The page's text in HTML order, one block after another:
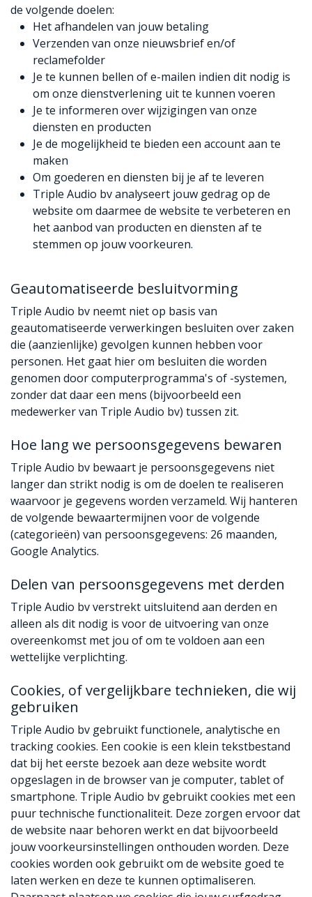
de volgende doelen:
Het afhandelen van jouw betaling
Verzenden van onze nieuwsbrief en/of
reclamefolder
Je te kunnen bellen of e-mailen indien dit nodig is
om onze dienstverlening uit te kunnen voeren
Je te informeren over wijzigingen van onze
diensten en producten
Je de mogelijkheid te bieden een account aan te
maken
Om goederen en diensten bij je af te leveren
Triple Audio bv analyseert jouw gedrag op de
website om daarmee de website te verbeteren en
het aanbod van producten en diensten af te
stemmen op jouw voorkeuren.
Geautomatiseerde besluitvorming
Triple Audio bv neemt niet op basis van
geautomatiseerde verwerkingen besluiten over zaken
die (aanzienlijke) gevolgen kunnen hebben voor
personen. Het gaat hier om besluiten die worden
genomen door computerprogramma's of -systemen,
zonder dat daar een mens (bijvoorbeeld een
medewerker van Triple Audio bv) tussen zit.
Hoe lang we persoonsgegevens bewaren
Triple Audio bv bewaart je persoonsgegevens niet
langer dan strikt nodig is om de doelen te realiseren
waarvoor je gegevens worden verzameld. Wij hanteren
de volgende bewaartermijnen voor de volgende
(categorieën) van persoonsgegevens: 26 maanden,
Google Analytics.
Delen van persoonsgegevens met derden
Triple Audio bv verstrekt uitsluitend aan derden en
alleen als dit nodig is voor de uitvoering van onze
overeenkomst met jou of om te voldoen aan een
wettelijke verplichting.
Cookies, of vergelijkbare technieken, die wij
gebruiken
Triple Audio bv gebruikt functionele, analytische en
tracking cookies. Een cookie is een klein tekstbestand
dat bij het eerste bezoek aan deze website wordt
opgeslagen in de browser van je computer, tablet of
smartphone. Triple Audio bv gebruikt cookies met een
puur technische functionaliteit. Deze zorgen ervoor dat
de website naar behoren werkt en dat bijvoorbeeld
jouw voorkeursinstellingen onthouden worden. Deze
cookies worden ook gebruikt om de website goed te
laten werken en deze te kunnen optimaliseren.